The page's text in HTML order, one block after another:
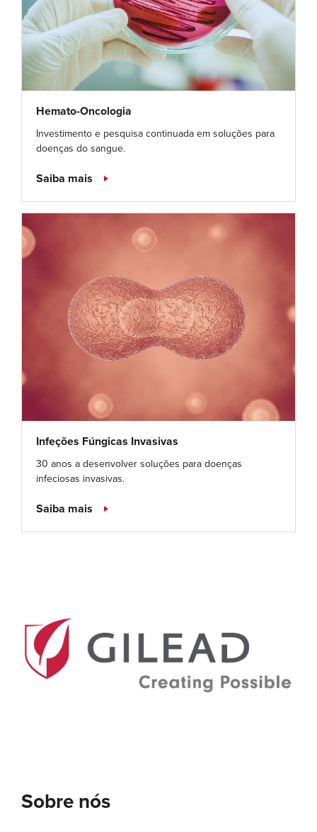
Hemato-Oncologia
Investimento e pesquisa continuada em soluções para
doenças do sangue.
Saiba mais
Infeções Fúngicas Invasivas
30 anos a desenvolver soluções para doenças
infeciosas invasivas.
Saiba mais
Sobre nós